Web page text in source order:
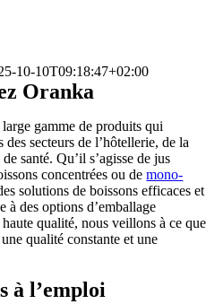
10-10T09:18:47+02:00
Oranka
gamme de produits qui
secteurs de l’hôtellerie, de la
santé. Qu’il s’agisse de jus
concentrées ou demono-
solutions de boissons efficaces et
à des options d’emballage
qualité, nous veillons à ce que
qualité constante et une
à l’emploi